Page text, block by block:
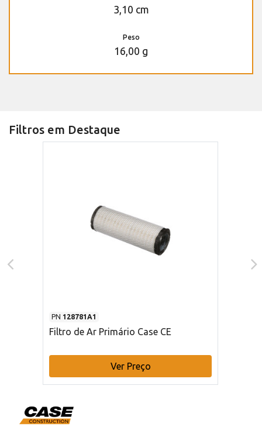
3,10 cm
Peso
16,00 g
Filtros em Destaque
PN 128781A1
Filtro de Ar Primário Case CE
Ver Preço